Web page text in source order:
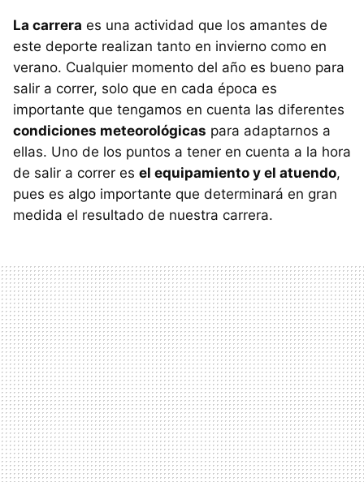
La carrera es una actividad que los amantes de
este deporte realizan tanto en invierno como en
verano. Cualquier momento del año es bueno para
salir a correr, solo que en cada época es
importante que tengamos en cuenta las diferentes
condiciones meteorológicas para adaptarnos a
ellas. Uno de los puntos a tener en cuenta a la hora
de salir a correr es el equipamiento y el atuendo,
pues es algo importante que determinará en gran
medida el resultado de nuestra carrera.